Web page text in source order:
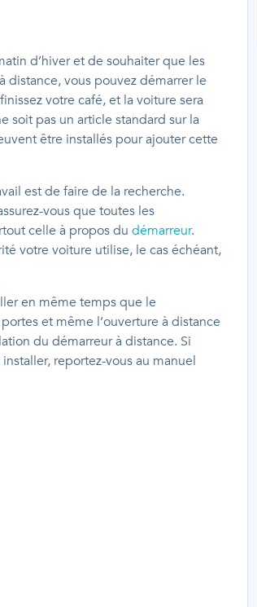
d’hiver et de souhaiter que les
distance, vous pouvez démarrer le
votre café, et la voiture sera
soit pas un article standard sur la
être installés pour ajouter cette
est de faire de la recherche.
vous que toutes les
celle à propos du démarreur.
votre voiture utilise, le cas échéant,
en même temps que le
et même l’ouverture à distance
du démarreur à distance. Si
reportez-vous au manuel